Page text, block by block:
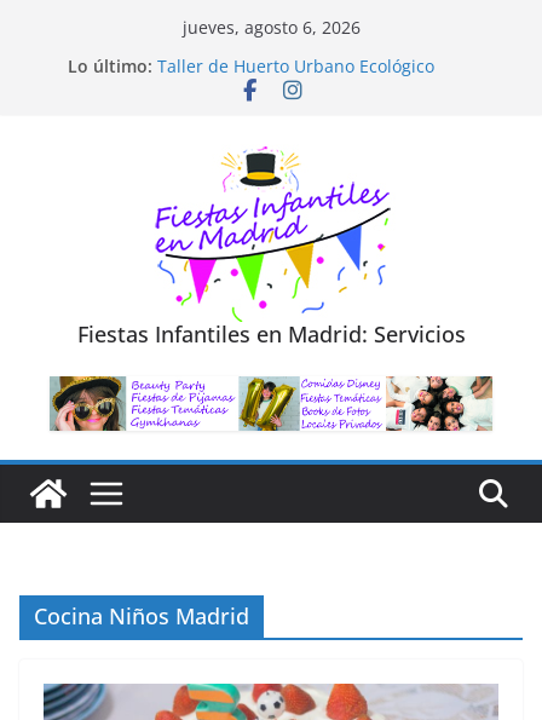
jueves, agosto 6, 2026
Lo último: Taller de Huerto Urbano Ecológico
TALLER FOTOGRAFÍA LA NATURALEZA
Diseño de Moda y Reciclaje de Prendas
Fiestas Infantiles en Madrid: Servicios
Cocina Niños Madrid